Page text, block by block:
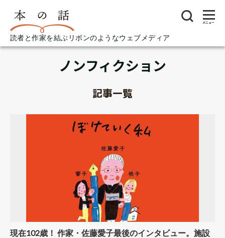
読者と作家を結ぶリボンのようなウェブメディア
メニュー
ノンフィクション
記事一覧
現在102歳！ 作家・佐藤愛子最後のインタビュー。施設